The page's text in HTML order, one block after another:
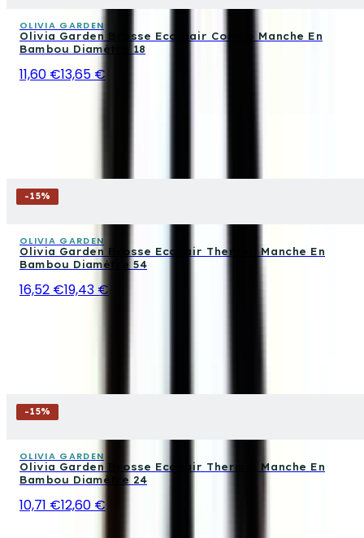
OLIVIA GARDEN
Olivia Garden Brosse Eco Hair Combo Manche En
Bambou Diamètre 18
11,60 €13,65 €
-15%
OLIVIA GARDEN
Olivia Garden Brosse Ecohair Thermal Manche En
Bambou Diamètre 54
16,52 €19,43 €
-15%
OLIVIA GARDEN
Olivia Garden Brosse Ecohair Thermal Manche En
Bambou Diamètre 24
10,71 €12,60 €